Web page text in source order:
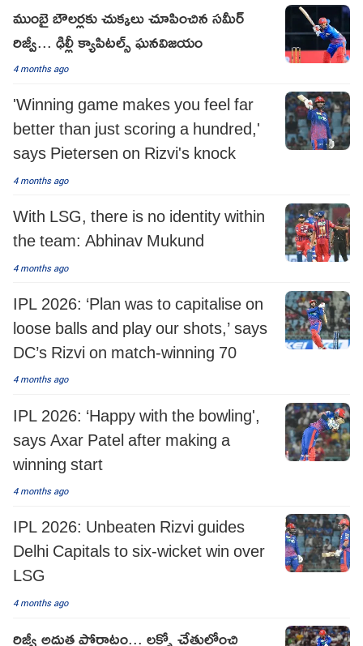
ముంబై బౌలర్లకు చుక్కలు చూపించిన సమీర్
రిజ్వీ... ఢిల్లీ క్యాపిటల్స్ ఘనవిజయం
4 months ago
'Winning game makes you feel far
better than just scoring a hundred,'
says Pietersen on Rizvi's knock
4 months ago
With LSG, there is no identity within
the team: Abhinav Mukund
4 months ago
IPL 2026: ‘Plan was to capitalise on
loose balls and play our shots,’ says
DC’s Rizvi on match-winning 70
4 months ago
IPL 2026: ‘Happy with the bowling',
says Axar Patel after making a
winning start
4 months ago
IPL 2026: Unbeaten Rizvi guides
Delhi Capitals to six-wicket win over
LSG
4 months ago
రిజ్వీ అద్భుత పోరాటం... లక్నో చేతుల్లోంచి